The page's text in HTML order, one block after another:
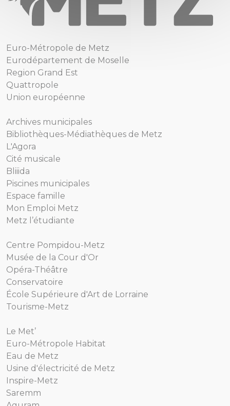
Euro-Métropole de Metz
Eurodépartement de Moselle
Region Grand Est
Quattropole
Union européenne
Archives municipales
Bibliothèques-Médiathèques de Metz
L'Agora
Cité musicale
Bliiida
Piscines municipales
Espace famille
Mon Emploi Metz
Metz l’étudiante
Centre Pompidou-Metz
Musée de la Cour d'Or
Opéra-Théâtre
Conservatoire
École Supérieure d'Art de Lorraine
Tourisme-Metz
Le Met’
Euro-Métropole Habitat
Eau de Metz
Usine d'électricité de Metz
Inspire-Metz
Saremm